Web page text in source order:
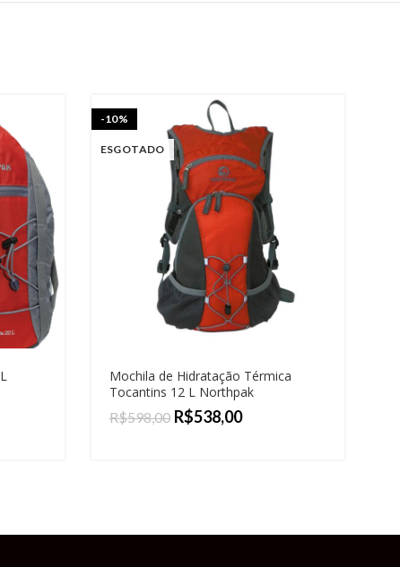
-10%
ESGOTADO
Mochila de Hidratação Térmica
Tocantins 12 L Northpak
R$598,00 R$538,00